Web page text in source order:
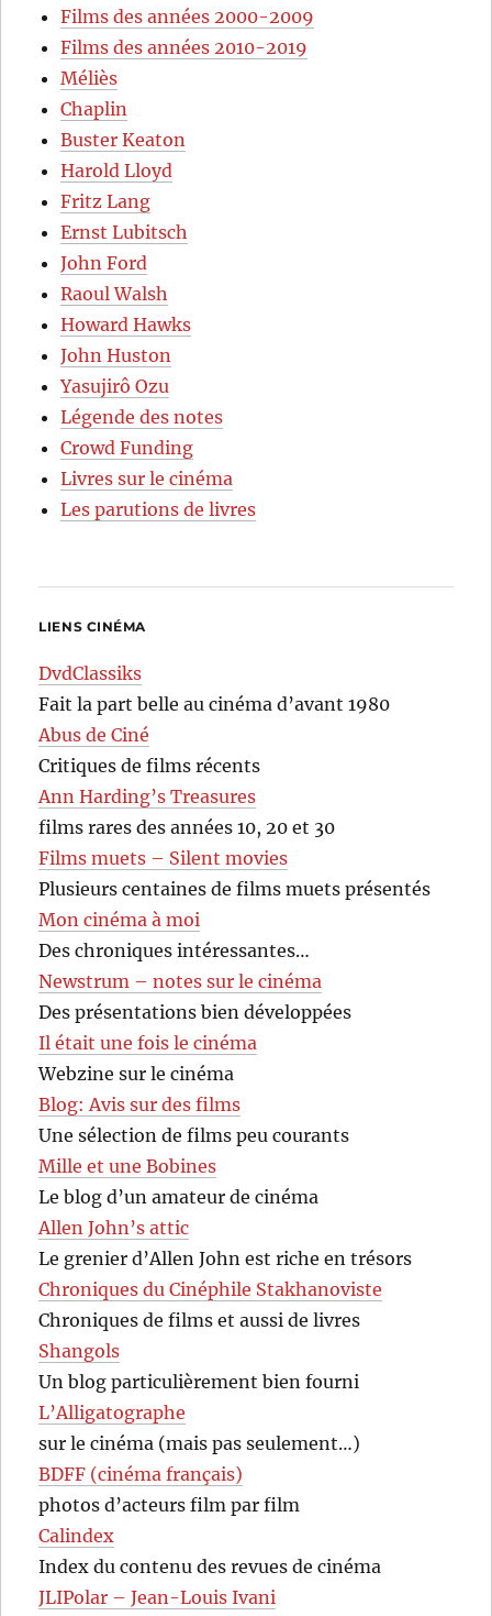
Films des années 2000-2009
Films des années 2010-2019
Méliès
Chaplin
Buster Keaton
Harold Lloyd
Fritz Lang
Ernst Lubitsch
John Ford
Raoul Walsh
Howard Hawks
John Huston
Yasujirô Ozu
Légende des notes
Crowd Funding
Livres sur le cinéma
Les parutions de livres
LIENS CINÉMA
DvdClassiks
Fait la part belle au cinéma d’avant 1980
Abus de Ciné
Critiques de films récents
Ann Harding’s Treasures
films rares des années 10, 20 et 30
Films muets – Silent movies
Plusieurs centaines de films muets présentés
Mon cinéma à moi
Des chroniques intéressantes…
Newstrum – notes sur le cinéma
Des présentations bien développées
Il était une fois le cinéma
Webzine sur le cinéma
Blog: Avis sur des films
Une sélection de films peu courants
Mille et une Bobines
Le blog d’un amateur de cinéma
Allen John’s attic
Le grenier d’Allen John est riche en trésors
Chroniques du Cinéphile Stakhanoviste
Chroniques de films et aussi de livres
Shangols
Un blog particulièrement bien fourni
L’Alligatographe
sur le cinéma (mais pas seulement…)
BDFF (cinéma français)
photos d’acteurs film par film
Calindex
Index du contenu des revues de cinéma
JLIPolar – Jean-Louis Ivani